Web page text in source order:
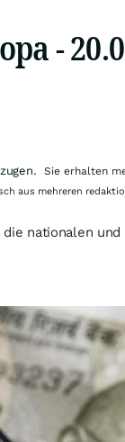
-
nationalen
Sie erhalten
aus mehreren